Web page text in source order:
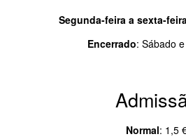
Segunda-feira a sexta-feira
Encerrado: Sábado
Normal: 1,5